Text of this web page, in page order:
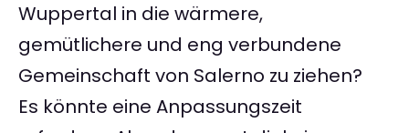
Wuppertal in die wärmere,
gemütlichere und eng verbundene
Gemeinschaft von Salerno zu ziehen?
Es könnte eine Anpassungszeit